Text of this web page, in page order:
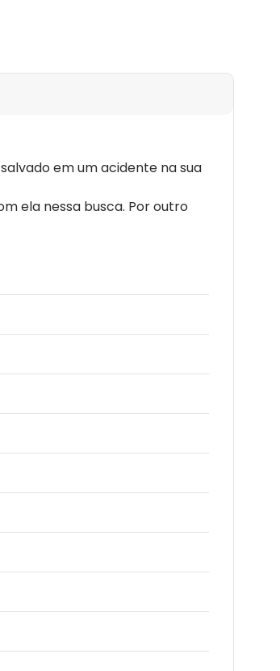
em um acidente na sua
ela nessa busca. Por outro